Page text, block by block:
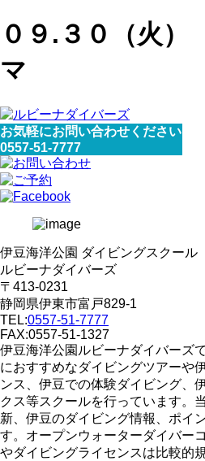
０９.３０（火
マ
お気軽にお問い合わせください
0557-51-7777
伊豆海洋公園 ダイビングスクール
ルビーナダイバーズ
〒413-0231
静岡県伊東市富戸829-1
TEL:0557-51-7777
FAX:0557-51-1327
伊豆海洋公園ルビーナダイバーズ
におすすめなダイビングツアーや
ンス、伊豆での体験ダイビング、
クス等スクールを行っています。
新、伊豆のダイビング情報、ポイ
す。オープンウォーターダイバー
やダイビングライセンスは比較的